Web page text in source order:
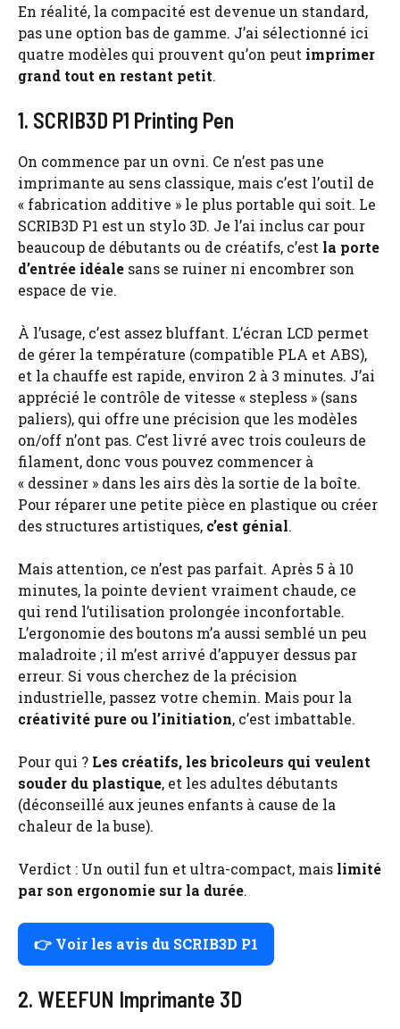
En réalité, la compacité est devenue un standard,
pas une option bas de gamme. J’ai sélectionné ici
quatre modèles qui prouvent qu’on peut imprimer
grand tout en restant petit.
1. SCRIB3D P1 Printing Pen
On commence par un ovni. Ce n’est pas une
imprimante au sens classique, mais c’est l’outil de
« fabrication additive » le plus portable qui soit. Le
SCRIB3D P1 est un stylo 3D. Je l’ai inclus car pour
beaucoup de débutants ou de créatifs, c’est la porte
d’entrée idéale sans se ruiner ni encombrer son
espace de vie.
À l’usage, c’est assez bluffant. L’écran LCD permet
de gérer la température (compatible PLA et ABS),
et la chauffe est rapide, environ 2 à 3 minutes. J’ai
apprécié le contrôle de vitesse « stepless » (sans
paliers), qui offre une précision que les modèles
on/off n’ont pas. C’est livré avec trois couleurs de
filament, donc vous pouvez commencer à
« dessiner » dans les airs dès la sortie de la boîte.
Pour réparer une petite pièce en plastique ou créer
des structures artistiques, c’est génial.
Mais attention, ce n’est pas parfait. Après 5 à 10
minutes, la pointe devient vraiment chaude, ce
qui rend l’utilisation prolongée inconfortable.
L’ergonomie des boutons m’a aussi semblé un peu
maladroite ; il m’est arrivé d’appuyer dessus par
erreur. Si vous cherchez de la précision
industrielle, passez votre chemin. Mais pour la
créativité pure ou l’initiation, c’est imbattable.
Pour qui ? Les créatifs, les bricoleurs qui veulent
souder du plastique, et les adultes débutants
(déconseillé aux jeunes enfants à cause de la
chaleur de la buse).
Verdict : Un outil fun et ultra-compact, mais limité
par son ergonomie sur la durée.
👉 Voir les avis du SCRIB3D P1
2. WEEFUN Imprimante 3D